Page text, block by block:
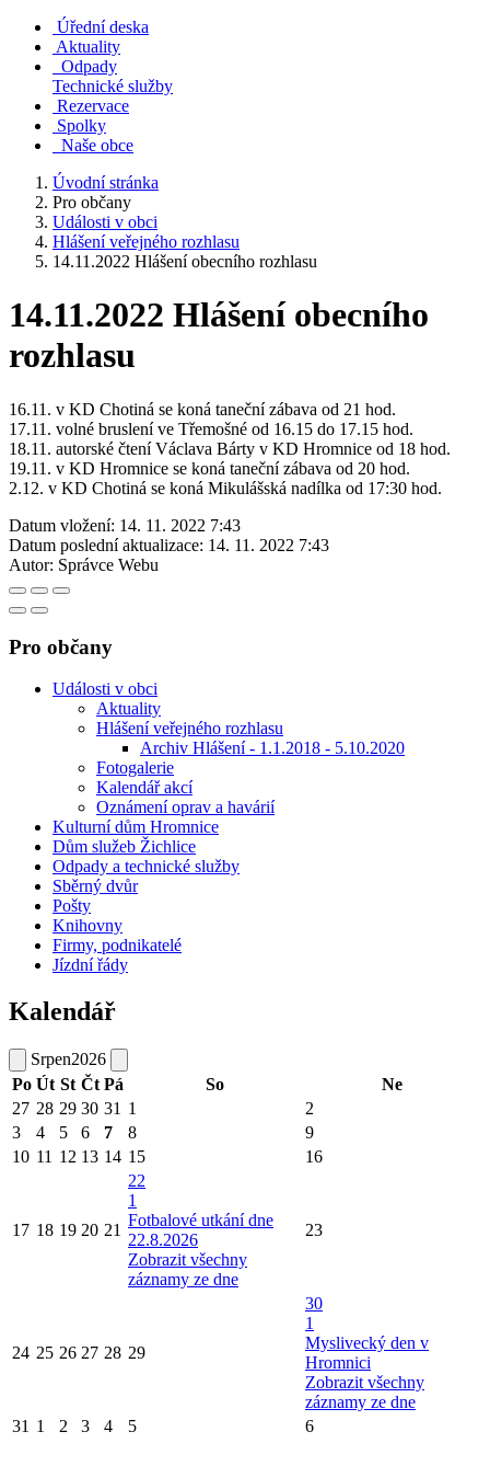
Úřední deska
Aktuality
Odpady
Technické služby
Rezervace
Spolky
Naše obce
Úvodní stránka
Pro občany
Události v obci
Hlášení veřejného rozhlasu
14.11.2022 Hlášení obecního rozhlasu
14.11.2022 Hlášení obecního
rozhlasu
16.11. v KD Chotiná se koná taneční zábava od 21 hod.
17.11. volné bruslení ve Třemošné od 16.15 do 17.15 hod.
18.11. autorské čtení Václava Bárty v KD Hromnice od 18 hod.
19.11. v KD Hromnice se koná taneční zábava od 20 hod.
2.12. v KD Chotiná se koná Mikulášská nadílka od 17:30 hod.
Datum vložení: 14. 11. 2022 7:43
Datum poslední aktualizace: 14. 11. 2022 7:43
Autor: Správce Webu
Pro občany
Události v obci
Aktuality
Hlášení veřejného rozhlasu
Archiv Hlášení - 1.1.2018 - 5.10.2020
Fotogalerie
Kalendář akcí
Oznámení oprav a havárií
Kulturní dům Hromnice
Dům služeb Žichlice
Odpady a technické služby
Sběrný dvůr
Pošty
Knihovny
Firmy, podnikatelé
Jízdní řády
Kalendář
Srpen2026
Po Út St Čt Pá So
Ne
27 28 29 30 31 1
2
3
4 5 6 7 8
9
10 11 12 13 14 15 16
17 18 19 20 21
22
1
Fotbalové utkání dne
22.8.2026
Zobrazit všechny
záznamy ze dne
23
24 25 26 27 28 29
30
1
Myslivecký den v
Hromnici
Zobrazit všechny
záznamy ze dne
31 1 2 3 4 5 6